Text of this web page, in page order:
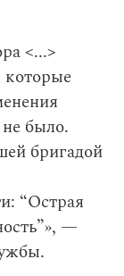
<...>
которые
было.
бригадой
“Острая
—